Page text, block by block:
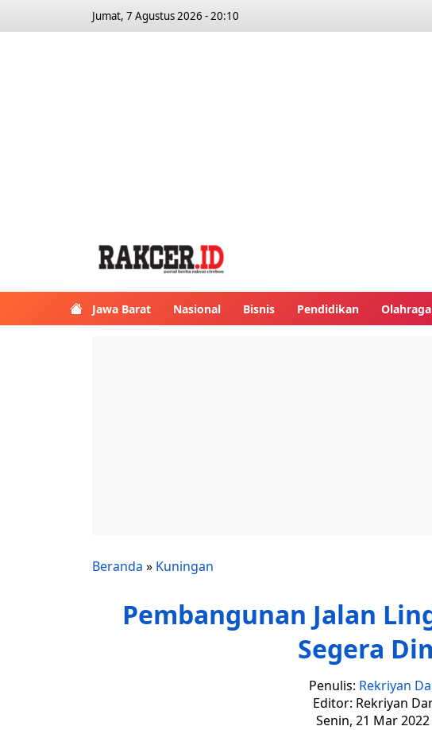
Jumat, 7 Agustus 2026 - 20:10
Jawa Barat Nasional Bisnis Pendidikan Olahraga
Beranda » Kuningan
Pembangunan Jalan
Segera
Penulis: Rekriyan
Editor: Rekriyan
Senin, 21 Mar 2022